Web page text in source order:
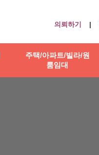
의뢰하기 |
주택/아파트/빌라/원
룸임대